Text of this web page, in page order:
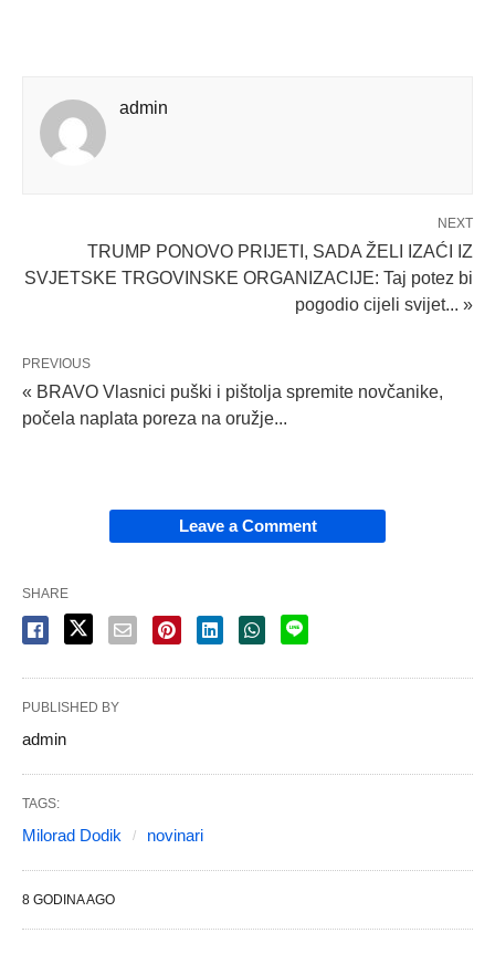
admin
NEXT
TRUMP PONOVO PRIJETI, SADA ŽELI IZAĆI IZ
SVJETSKE TRGOVINSKE ORGANIZACIJE: Taj potez bi
pogodio cijeli svijet... »
PREVIOUS
« BRAVO Vlasnici puški i pištolja spremite novčanike,
počela naplata poreza na oružje...
Leave a Comment
SHARE
PUBLISHED BY
admin
TAGS:
Milorad Dodik novinari
8 GODINA AGO